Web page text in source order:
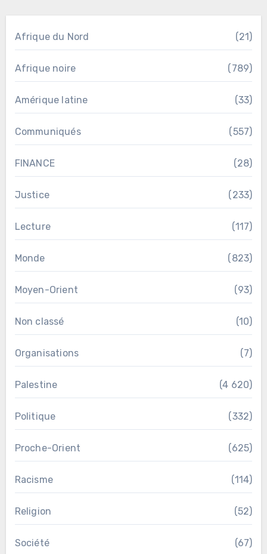
Afrique du Nord (21)
Afrique noire (789)
Amérique latine (33)
Communiqués (557)
FINANCE (28)
Justice (233)
Lecture (117)
Monde (823)
Moyen-Orient (93)
Non classé (10)
Organisations (7)
Palestine (4 620)
Politique (332)
Proche-Orient (625)
Racisme (114)
Religion (52)
Société (67)